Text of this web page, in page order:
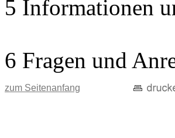
5 Informationen
6 Fragen und
zum Seitenanfang